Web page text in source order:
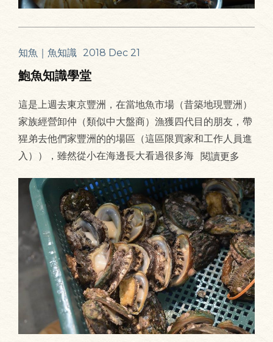
知魚｜魚知識 2018 Dec 21
鮑魚知識學堂
這是上週去東京豐洲，在當地魚市場（昔築地現豐洲）
家族經營卸仲（類似中大盤商）漁獲四代目的朋友，帶
猩弟去他們家豐洲的的場區（這區限買家和工作人員進
入）），雖然從小在海邊長大看過很多海 閱讀更多